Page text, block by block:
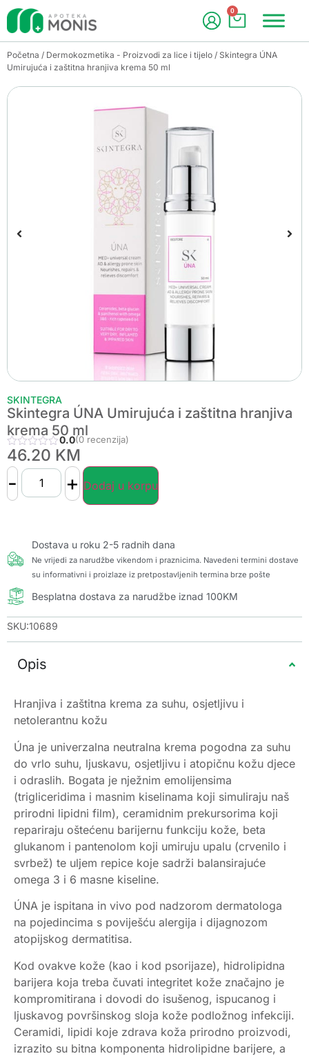
0
Početna / Dermokozmetika - Proizvodi za lice i tijelo / Skintegra ÚNA
Umirujuća i zaštitna hranjiva krema 50 ml
SKINTEGRA
Skintegra ÚNA Umirujuća i zaštitna hranjiva
krema 50 ml
0.0(0 recenzija)
46.20 KM
- + Dodaj u korpu
Dostava u roku 2-5 radnih dana
Ne vrijedi za narudžbe vikendom i praznicima. Navedeni termini dostave
su informativni i proizlaze iz pretpostavljenih termina brze pošte
Besplatna dostava za narudžbe iznad 100KM
SKU:10689
Opis
Hranjiva i zaštitna krema za suhu, osjetljivu i
netolerantnu kožu
Úna je univerzalna neutralna krema pogodna za suhu
do vrlo suhu, ljuskavu, osjetljivu i atopičnu kožu djece
i odraslih. Bogata je nježnim emolijensima
(trigliceridima i masnim kiselinama koji simuliraju naš
prirodni lipidni film), ceramidnim prekursorima koji
repariraju oštećenu barijernu funkciju kože, beta
glukanom i pantenolom koji umiruju upalu (crvenilo i
svrbež) te uljem repice koje sadrži balansirajuće
omega 3 i 6 masne kiseline.
ÚNA je ispitana in vivo pod nadzorom dermatologa
na pojedincima s poviješću alergija i dijagnozom
atopijskog dermatitisa.
Kod ovakve kože (kao i kod psorijaze), hidrolipidna
barijera koja treba čuvati integritet kože značajno je
kompromitirana i dovodi do isušenog, ispucanog i
ljuskavog površinskog sloja kože podložnog infekciji.
Ceramidi, lipidi koje zdrava koža prirodno proizvodi,
izrazito su bitna komponenta hidrolipidne barijere, a